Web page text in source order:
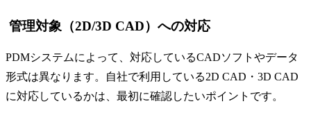
管理対象（2D/3D CAD）への対応
PDMシステムによって、対応しているCADソフトやデータ
形式は異なります。自社で利用している2D CAD・3D CAD
に対応しているかは、最初に確認したいポイントです。